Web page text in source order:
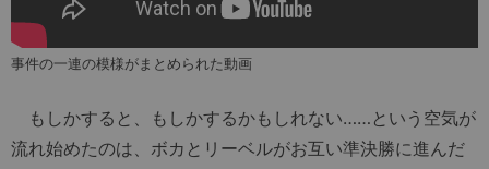
事件の一連の模様がまとめられた動画
もしかすると、もしかするかもしれない……という空気が
流れ始めたのは、ボカとリーベルがお互い準決勝に進んだ